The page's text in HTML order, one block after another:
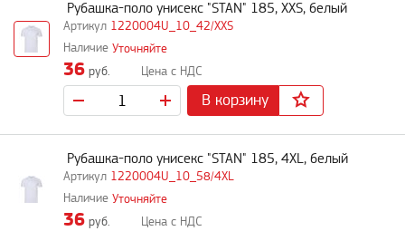
1220004U_10_42/XXS
Рубашка-поло унисекс "STAN" 185, XXS, белый
Уточняйте
36 руб.
В корзину
1220004U_10_58/4XL
Рубашка-поло унисекс "STAN" 185, 4XL, белый
Уточняйте
36 руб.